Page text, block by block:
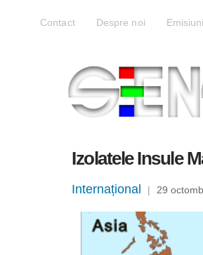
Contact Despre noi Emisiuni
Izolatele Insule
Internațional | 29